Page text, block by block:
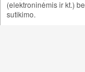
(elektroninėmis ir kt.)
sutikimo.